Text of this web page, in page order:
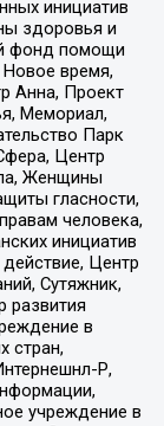
инициатив
здоровья и
фонд помощи
время,
Анна, Проект
Мемориал,
Парк
Центр
Женщины
гласности,
человека,
инициатив
Центр
Сутяжник,
в
стран,
Р,
учреждение в